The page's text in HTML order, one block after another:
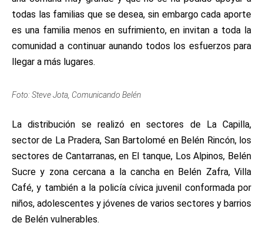
todas las familias que se desea, sin embargo cada aporte
es una familia menos en sufrimiento, en invitan a toda la
comunidad a continuar aunando todos los esfuerzos para
llegar a más lugares.
Foto: Steve Jota, Comunicando Belén
La distribución se realizó en sectores de La Capilla,
sector de La Pradera, San Bartolomé en Belén Rincón, los
sectores de Cantarranas, en El tanque, Los Alpinos, Belén
Sucre y zona cercana a la cancha en Belén Zafra, Villa
Café, y también a la policía cívica juvenil conformada por
niños, adolescentes y jóvenes de varios sectores y barrios
de Belén vulnerables.